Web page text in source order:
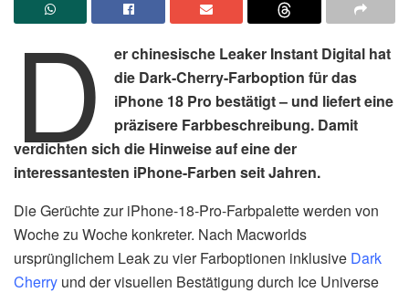
D
er chinesische Leaker Instant Digital hat
die Dark-Cherry-Farboption für das
iPhone 18 Pro bestätigt – und liefert eine
präzisere Farbbeschreibung. Damit
verdichten sich die Hinweise auf eine der
interessantesten iPhone-Farben seit Jahren.
Die Gerüchte zur iPhone-18-Pro-Farbpalette werden von
Woche zu Woche konkreter. Nach Macworlds
ursprünglichem Leak zu vier Farboptionen inklusive Dark
Cherry und der visuellen Bestätigung durch Ice Universe